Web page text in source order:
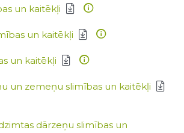
un kaitēkļi
un kaitēkļi
un kaitēkļi
un zemeņu slimības un kaitēkļi
dārzeņu slimības un